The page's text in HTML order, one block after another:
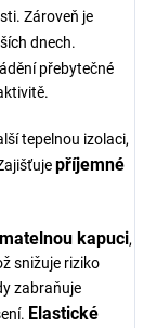
Zároveň je
dnech.
přebytečné
tepelnou izolaci,
příjemné
kapuci,
snižuje riziko
zabraňuje
Elastické